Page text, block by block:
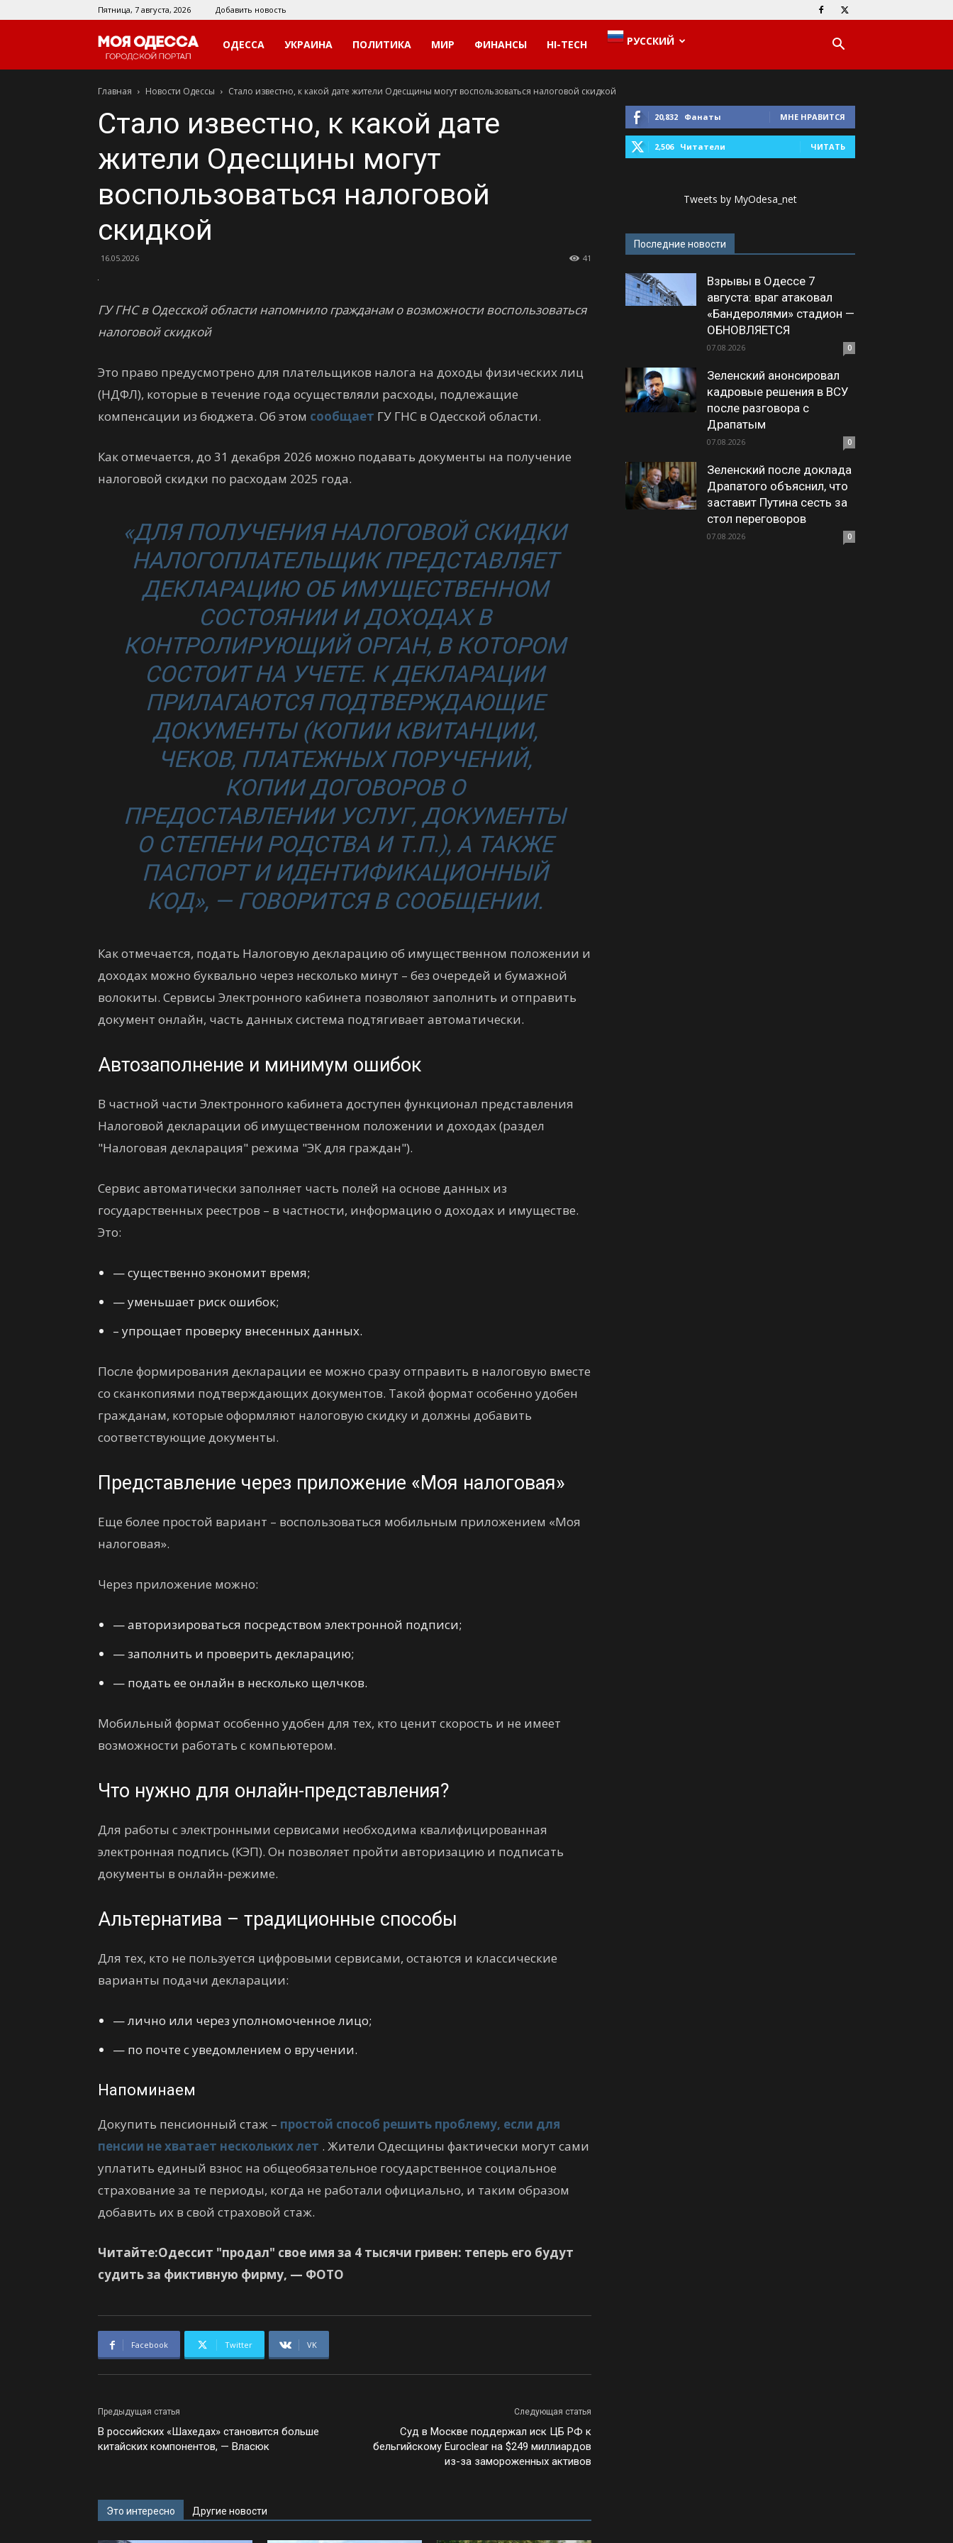
Пятница, 7 августа, 2026 Добавить новость
Моя
Одесса
ОДЕССА УКРАИНА ПОЛИТИКА МИР ФИНАНСЫ HI-TECH РУССКИЙ
Главная Новости Одессы Стало известно, к какой дате жители Одесщины могут воспользоваться налоговой скидкой
Стало известно, к какой дате
жители Одесщины могут
воспользоваться налоговой
скидкой
16.05.2026 41
ГУ ГНС в Одесской области напомнило гражданам о возможности воспользоваться
налоговой скидкой
Это право предусмотрено для плательщиков налога на доходы физических лиц
(НДФЛ), которые в течение года осуществляли расходы, подлежащие
компенсации из бюджета. Об этом сообщает ГУ ГНС в Одесской области.
Как отмечается, до 31 декабря 2026 можно подавать документы на получение
налоговой скидки по расходам 2025 года.
«ДЛЯ ПОЛУЧЕНИЯ НАЛОГОВОЙ СКИДКИ
НАЛОГОПЛАТЕЛЬЩИК ПРЕДСТАВЛЯЕТ
ДЕКЛАРАЦИЮ ОБ ИМУЩЕСТВЕННОМ
СОСТОЯНИИ И ДОХОДАХ В
КОНТРОЛИРУЮЩИЙ ОРГАН, В КОТОРОМ
СОСТОИТ НА УЧЕТЕ. К ДЕКЛАРАЦИИ
ПРИЛАГАЮТСЯ ПОДТВЕРЖДАЮЩИЕ
ДОКУМЕНТЫ (КОПИИ КВИТАНЦИИ,
ЧЕКОВ, ПЛАТЕЖНЫХ ПОРУЧЕНИЙ,
КОПИИ ДОГОВОРОВ О
ПРЕДОСТАВЛЕНИИ УСЛУГ, ДОКУМЕНТЫ
О СТЕПЕНИ РОДСТВА И Т.П.), А ТАКЖЕ
ПАСПОРТ И ИДЕНТИФИКАЦИОННЫЙ
КОД»,— ГОВОРИТСЯ В СООБЩЕНИИ.
Как отмечается, подать Налоговую декларацию об имущественном положении и
доходах можно буквально через несколько минут – без очередей и бумажной
волокиты. Сервисы Электронного кабинета позволяют заполнить и отправить
документ онлайн, часть данных система подтягивает автоматически.
Автозаполнение и минимум ошибок
В частной части Электронного кабинета доступен функционал представления
Налоговой декларации об имущественном положении и доходах (раздел
"Налоговая декларация" режима "ЭК для граждан").
Сервис автоматически заполняет часть полей на основе данных из
государственных реестров – в частности, информацию о доходах и имуществе.
Это:
— существенно экономит время;
— уменьшает риск ошибок;
– упрощает проверку внесенных данных.
После формирования декларации ее можно сразу отправить в налоговую вместе
со сканкопиями подтверждающих документов. Такой формат особенно удобен
гражданам, которые оформляют налоговую скидку и должны добавить
соответствующие документы.
Представление через приложение «Моя налоговая»
Еще более простой вариант – воспользоваться мобильным приложением «Моя
налоговая».
Через приложение можно:
— авторизироваться посредством электронной подписи;
— заполнить и проверить декларацию;
— подать ее онлайн в несколько щелчков.
Мобильный формат особенно удобен для тех, кто ценит скорость и не имеет
возможности работать с компьютером.
Что нужно для онлайн-представления?
Для работы с электронными сервисами необходима квалифицированная
электронная подпись (КЭП). Он позволяет пройти авторизацию и подписать
документы в онлайн-режиме.
Альтернатива – традиционные способы
Для тех, кто не пользуется цифровыми сервисами, остаются и классические
варианты подачи декларации:
— лично или через уполномоченное лицо;
— по почте с уведомлением о вручении.
Напоминаем
Докупить пенсионный стаж – простой способ решить проблему, если для
пенсии не хватает нескольких лет . Жители Одесщины фактически могут сами
уплатить единый взнос на общеобязательное государственное социальное
страхование за те периоды, когда не работали официально, и таким образом
добавить их в свой страховой стаж.
Читайте:Одессит "продал" свое имя за 4 тысячи гривен: теперь его будут
судить за фиктивную фирму, — ФОТО
Facebook Twitter VK
Предыдущая статья
В российских «Шахедах» становится больше
китайских компонентов, — Власюк
Следующая статья
Суд в Москве поддержал иск ЦБ РФ к
бельгийскому Euroclear на $249 миллиардов
из-за замороженных активов
Это интересно Другие новости
20,832 Фанаты МНЕ НРАВИТСЯ
2,506 Читатели ЧИТАТЬ
Tweets by MyOdesa_net
Последние новости
Взрывы в Одессе 7
августа: враг атаковал
«Бандеролями» стадион —
ОБНОВЛЯЕТСЯ
07.08.2026 0
Зеленский анонсировал
кадровые решения в ВСУ
после разговора с
Драпатым
07.08.2026 0
Зеленский после доклада
Драпатого объяснил, что
заставит Путина сесть за
стол переговоров
07.08.2026 0